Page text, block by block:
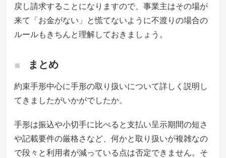
戻し請求することになりますので、事業主はその場が
来て「お金がない」と慌てないように不渡りの場合の
ルールもきちんと理解しておきましょう。
まとめ
約束手形中心に手形の取り扱いについて詳しく説明し
てきましたがいかがでしたか。
手形は振込や小切手に比べると支払い呈示期間の短さ
や記載要件の厳格さなど、何かと取り扱いが複雑なの
で段々と利用者が減っている点は否定できません。そ